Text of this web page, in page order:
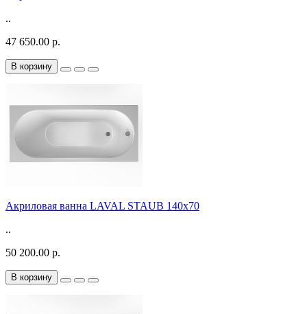
..
47 650.00 р.
В корзину
Акриловая ванна LAVAL STAUB 140х70
..
50 200.00 р.
В корзину